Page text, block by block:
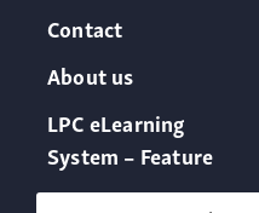
Contact
About us
LPC eLearning
System – Feature